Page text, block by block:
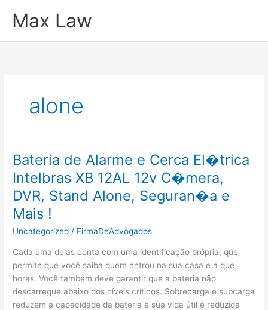
paraMax Law
alone
Bateria de Alarme e Cerca El�trica
Intelbras XB 12AL 12v C�mera,
DVR, Stand Alone, Seguran�a e
Mais !
Uncategorized / FirmaDeAdvogados
Cada uma delas conta com uma identificação própria, que
permite que você saiba quem entrou na sua casa e a que
horas. Você também deve garantir que a bateria não
descarregue abaixo dos níveis críticos. Sobrecarga e subcarga
reduzem a capacidade da bateria e sua vida útil é reduzida